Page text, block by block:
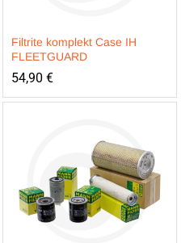
Filtrite komplekt Case IH
FLEETGUARD
54,90 €